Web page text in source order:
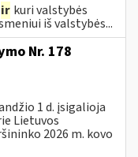
ir kuri valstybės
iš valstybės...
Nr. 178
1 d. įsigalioja
Lietuvos
2026 m. kovo